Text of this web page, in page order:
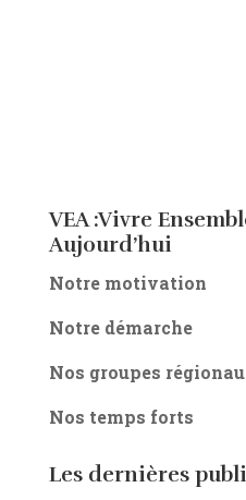
VEA :Vivre
Aujourd’hui
Notre motivation
Notre démarche
Nos groupes
Nos temps forts
Les dernières